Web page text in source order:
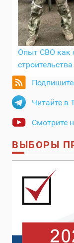
Опыт СВО как
Читайте в
Смотрите
ВЫБОРЫ